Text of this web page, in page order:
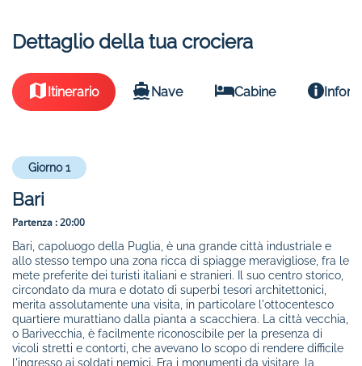
Dettaglio della tua crociera
Itinerario Nave Cabine
Giorno 1
Bari
Partenza :20:00
Bari, capoluogo della Puglia, è una grande città industriale e
allo stesso tempo una zona ricca di spiagge meravigliose, fra le
mete preferite dei turisti italiani e stranieri. Il suo centro storico,
circondato da mura e dotato di superbi tesori architettonici,
merita assolutamente una visita, in particolare l'ottocentesco
quartiere murattiano dalla pianta a scacchiera. La città vecchia,
o Barivecchia, è facilmente riconoscibile per la presenza di
vicoli stretti e contorti, che avevano lo scopo di rendere difficile
l'ingresso ai soldati nemici. Fra i monumenti da visitare, la